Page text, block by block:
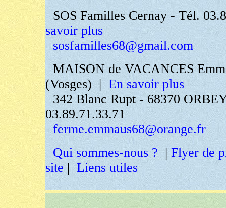
SOS Familles Cernay - Tél.
savoir plus
sosfamilles68@gmail.com
MAISON de VACANCES
(Vosges) | En savoir plus
342 Blanc Rupt - 68370
03.89.71.33.71
ferme.emmaus68@orange.fr
Qui sommes-nous ? | Flyer de
site | Liens utiles